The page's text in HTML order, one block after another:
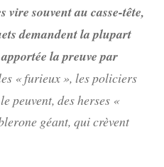
vire souvent au casse-tête,
demandent la plupart
la preuve par
« furieux », les policiers
peuvent, des herses «
géant, qui crèvent